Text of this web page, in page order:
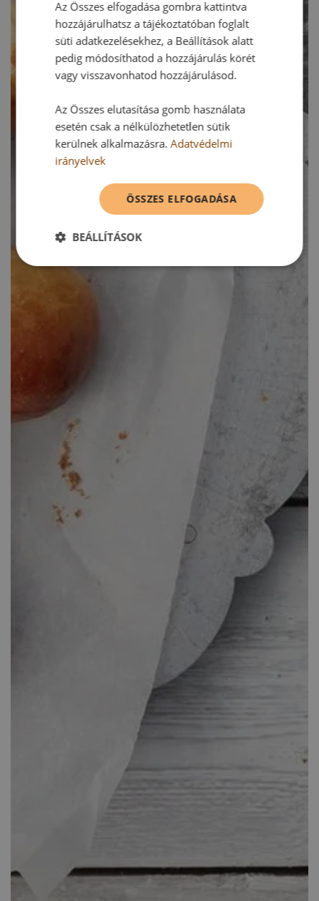
Az Összes elfogadása gombra kattintva
hozzájárulhatsz a tájékoztatóban foglalt
süti adatkezelésekhez, a Beállítások alatt
pedig módosíthatod a hozzájárulás körét
vagy visszavonhatod hozzájárulásod.
Az Összes elutasítása gomb használata
esetén csak a nélkülözhetetlen sütik
kerülnek alkalmazásra.Adatvédelmi
irányelvek
ÖSSZES ELFOGADÁSA
BEÁLLÍTÁSOK